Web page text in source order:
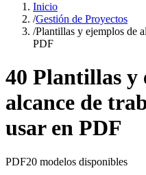
Inicio
/Gestión de Proyectos
/Plantillas y ejemplos de
PDF
40 Plantillas y
alcance de
usar en PDF
PDF20 modelos disponibles